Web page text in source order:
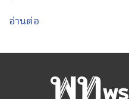
อ่านต่อ